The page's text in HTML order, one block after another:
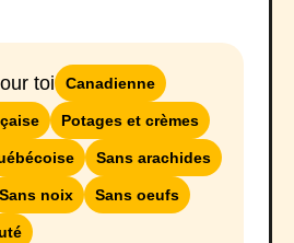
toi Canadienne
Potages et crèmes
Sans arachides
Sans noix Sans oeufs